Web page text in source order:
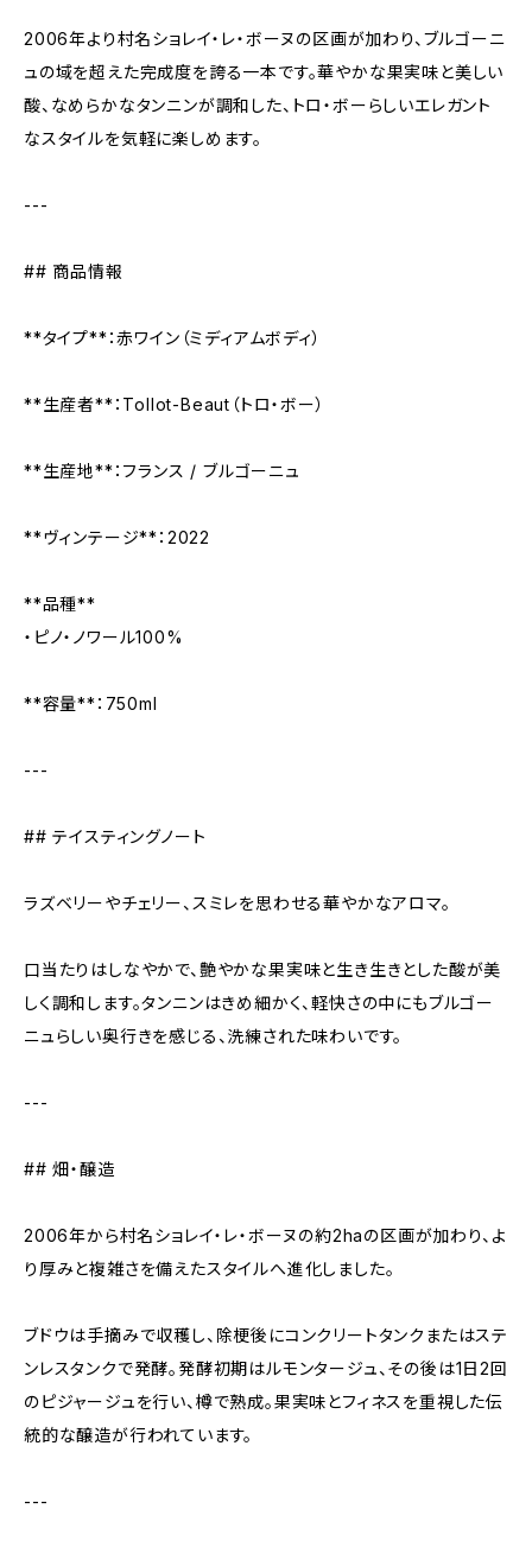
2006年より村名ショレイ・レ・ボーヌの区画が加わり、ブルゴーニ
ュの域を超えた完成度を誇る一本です。華やかな果実味と美しい
酸、なめらかなタンニンが調和した、トロ・ボーらしいエレガント
なスタイルを気軽に楽しめます。
---
## 商品情報
**タイプ**：赤ワイン（ミディアムボディ）
**生産者**：Tollot-Beaut（トロ・ボー）
**生産地**：フランス / ブルゴーニュ
**ヴィンテージ**：2022
**品種**
・ピノ・ノワール100%
**容量**：750ml
---
## テイスティングノート
ラズベリーやチェリー、スミレを思わせる華やかなアロマ。
口当たりはしなやかで、艶やかな果実味と生き生きとした酸が美
しく調和します。タンニンはきめ細かく、軽快さの中にもブルゴー
ニュらしい奥行きを感じる、洗練された味わいです。
---
## 畑・醸造
2006年から村名ショレイ・レ・ボーヌの約2haの区画が加わり、よ
り厚みと複雑さを備えたスタイルへ進化しました。
ブドウは手摘みで収穫し、除梗後にコンクリートタンクまたはステ
ンレスタンクで発酵。発酵初期はルモンタージュ、その後は1日2回
のピジャージュを行い、樽で熟成。果実味とフィネスを重視した伝
統的な醸造が行われています。
---